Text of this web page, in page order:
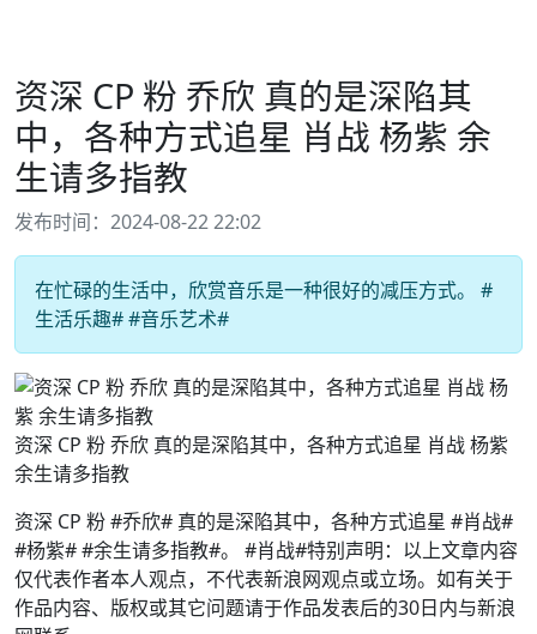
资深 CP 粉 乔欣 真的是深陷其
中，各种方式追星 肖战 杨紫 余
生请多指教
发布时间：2024-08-22 22:02
在忙碌的生活中，欣赏音乐是一种很好的减压方式。 #
生活乐趣# #音乐艺术#
资深 CP 粉 乔欣 真的是深陷其中，各种方式追星 肖战 杨紫
余生请多指教
资深 CP 粉 #乔欣# 真的是深陷其中，各种方式追星 #肖战#
#杨紫# #余生请多指教#。 #肖战#特别声明：以上文章内容
仅代表作者本人观点，不代表新浪网观点或立场。如有关于
作品内容、版权或其它问题请于作品发表后的30日内与新浪